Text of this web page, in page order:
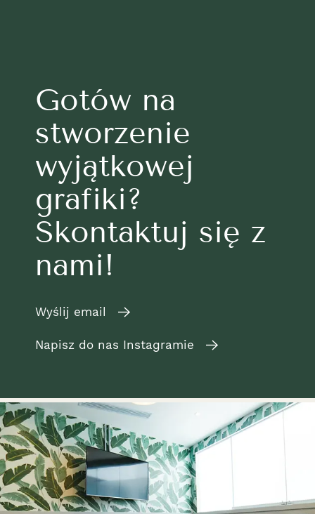
Gotów na
stworzenie
wyjątkowej
grafiki?
Skontaktuj się z
nami!
Wyślij email
Napisz do nas Instagramie